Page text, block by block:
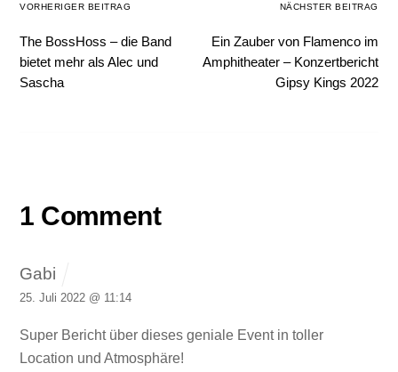
VORHERIGER BEITRAG
The BossHoss – die Band
bietet mehr als Alec und
Sascha
NÄCHSTER BEITRAG
Ein Zauber von Flamenco im
Amphitheater – Konzertbericht
Gipsy Kings 2022
1 Comment
Gabi
25. Juli 2022 @ 11:14
Super Bericht über dieses geniale Event in toller
Location und Atmosphäre!